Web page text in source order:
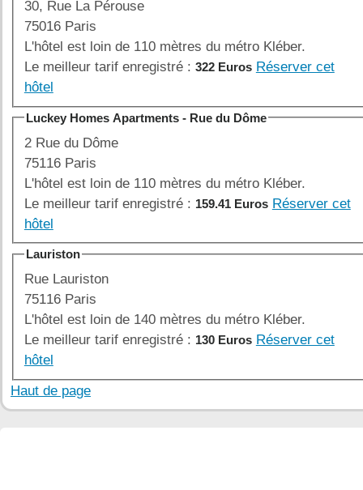
30, Rue La Pérouse
75016 Paris
L'hôtel est loin de 110 mètres du métro Kléber.
Le meilleur tarif enregistré : 322 Euros Réserver cet
hôtel
Luckey Homes Apartments - Rue du Dôme
2 Rue du Dôme
75116 Paris
L'hôtel est loin de 110 mètres du métro Kléber.
Le meilleur tarif enregistré : 159.41 Euros Réserver cet
hôtel
Lauriston
Rue Lauriston
75116 Paris
L'hôtel est loin de 140 mètres du métro Kléber.
Le meilleur tarif enregistré : 130 Euros Réserver cet
hôtel
Haut de page